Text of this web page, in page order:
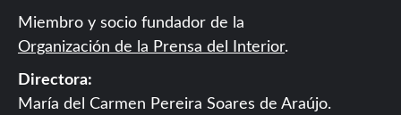
Miembro y socio fundador de la
Organización de la Prensa del Interior.
Directora:
María del Carmen Pereira Soares de Araújo.